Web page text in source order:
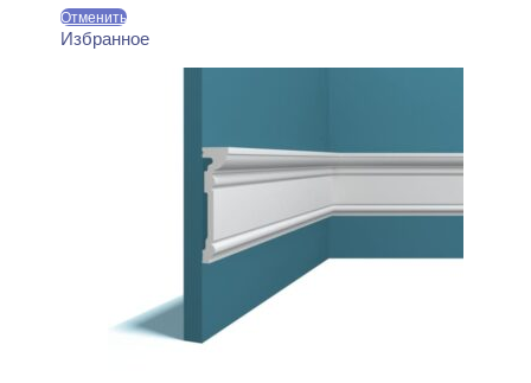
Отменить
Избранное